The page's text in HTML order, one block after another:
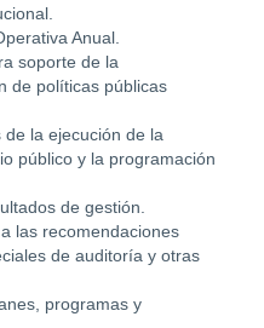
Anual.
soporte de la
de políticas públicas
la ejecución de la
público y la programación
de gestión.
las recomendaciones
de auditoría y otras
programas y